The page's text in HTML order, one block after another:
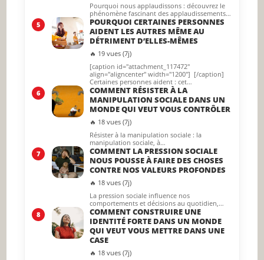
Pourquoi nous applaudissons : découvrez le
phénomène fascinant des applaudissements…
5
POURQUOI CERTAINES PERSONNES
AIDENT LES AUTRES MÊME AU
DÉTRIMENT D’ELLES-MÊMES
🔥 19 vues (7j)
[caption id="attachment_117472"
align="aligncenter" width="1200"] [/caption]
Certaines personnes aident : cet…
6
COMMENT RÉSISTER À LA
MANIPULATION SOCIALE DANS UN
MONDE QUI VEUT VOUS CONTRÔLER
🔥 18 vues (7j)
Résister à la manipulation sociale : la
manipulation sociale, à…
7
COMMENT LA PRESSION SOCIALE
NOUS POUSSE À FAIRE DES CHOSES
CONTRE NOS VALEURS PROFONDES
🔥 18 vues (7j)
La pression sociale influence nos
comportements et décisions au quotidien,…
8
COMMENT CONSTRUIRE UNE
IDENTITÉ FORTE DANS UN MONDE
QUI VEUT VOUS METTRE DANS UNE
CASE
🔥 18 vues (7j)